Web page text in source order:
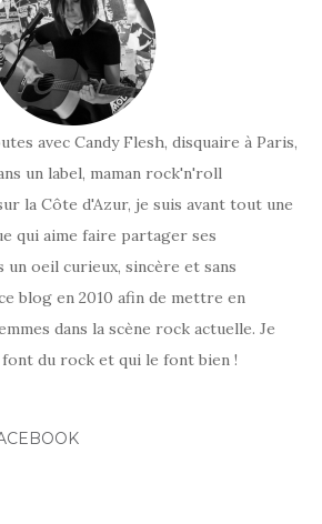
avec Candy Flesh, disquaire à Paris,
un label, maman rock'n'roll
la Côte d'Azur, je suis avant tout une
qui aime faire partager ses
oeil curieux, sincère et sans
blog en 2010 afin de mettre en
dans la scène rock actuelle. Je
du rock et qui le font bien !